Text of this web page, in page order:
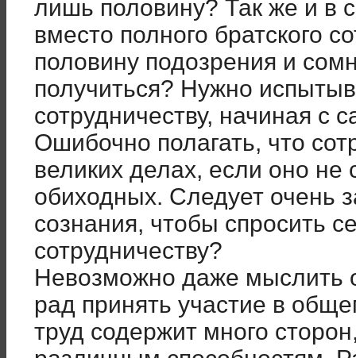
лишь половину? Так же и в
вместо полного братского
половину подозрения и
получиться? Нужно
сотрудничеству, начиная с
Ошибочно полагать, что
великих делах, если оно не
обиходных. Следует очень
сознания, чтобы спросить
сотрудничеству?
Невозможно даже мыслить
рад принять участие в
труд содержит много